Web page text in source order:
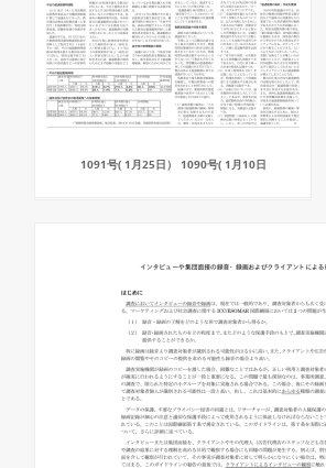
1091号( 1月25日） 1090号( 1月10日